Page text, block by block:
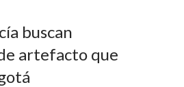
buscan
artefacto que